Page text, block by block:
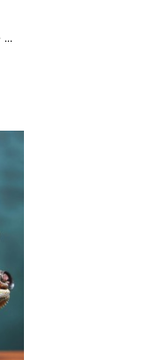
Tu Seras Un Homme Feministe Mon Fils ! Manuel D'education Antisexiste Pour Des Garcons Libres Et Heureux